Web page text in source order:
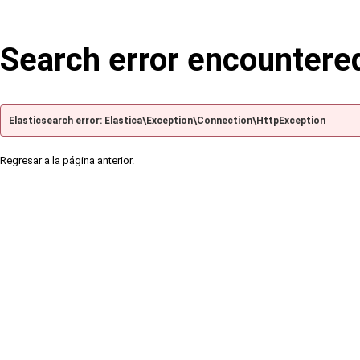
Search error
Elasticsearch error: Elastica\Exception\Connection\HttpException
Regresar a la página anterior.